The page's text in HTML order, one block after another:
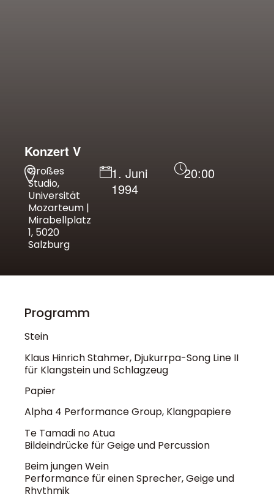
Konzert V
Großes
Studio,
Universität
Mozarteum |
Mirabellplatz
1, 5020
Salzburg
1. Juni
1994
20:00
Programm
Stein
Klaus Hinrich Stahmer, Djukurrpa-Song Line II
für Klangstein und Schlagzeug
Papier
Alpha 4 Performance Group, Klangpapiere
Te Tamadi no Atua
Bildeindrücke für Geige und Percussion
Beim jungen Wein
Performance für einen Sprecher, Geige und
Rhythmik